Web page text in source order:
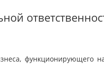
функционирующего